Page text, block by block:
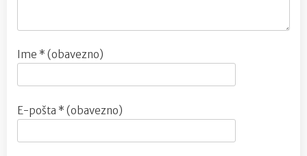
Ime * (obavezno)
E-pošta * (obavezno)